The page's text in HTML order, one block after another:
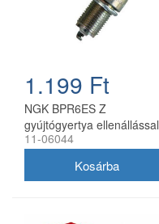
1.199 Ft
NGK BPR6ES Z
gyújtógyertya ellenállással
Honda kis motorokhoz
11-06044